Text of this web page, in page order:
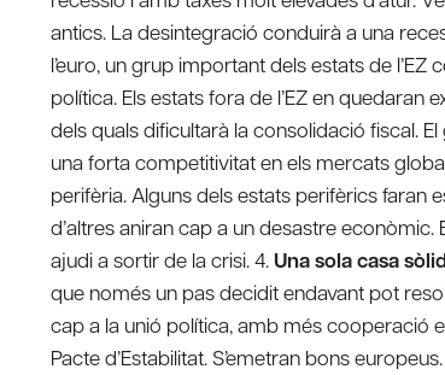
antics. La desintegració conduirà a una
l’euro, un grup important dels estats de
política. Els estats fora de l’EZ en
dels quals dificultarà la consolidació fiscal.
una forta competitivitat en els mercats
perifèria. Alguns dels estats perifèrics
d’altres aniran cap a un desastre
ajudi a sortir de la crisi. 4. Una sola casa
que només un pas decidit endavant pot
cap a la unió política, amb més cooperació
Pacte d’Estabilitat. S’emetran bons